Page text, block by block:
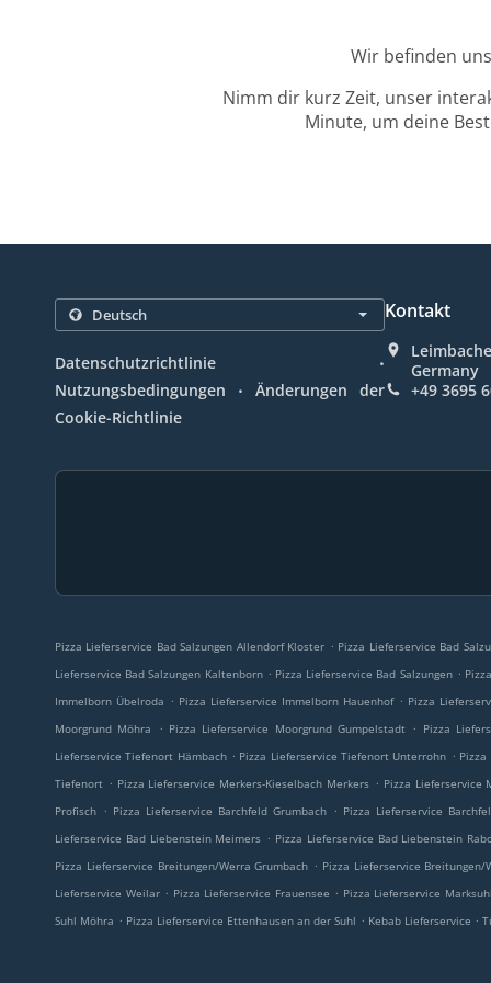
Wir befinden
Nimm dir kurz Zeit, unser
Minute, um deine
Datenschutzrichtlinie .
Nutzungsbedingungen .
Änderungen der
Cookie-Richtlinie
Kontakt
Germany
+49 3695
Pizza Lieferservice Bad Salzungen Allendorf Kloster . Pizza Lieferservice Bad
Lieferservice Bad Salzungen Kaltenborn . Pizza Lieferservice Bad Salzungen .
Immelborn Übelroda . Pizza Lieferservice Immelborn Hauenhof . Pizza
Moorgrund Möhra
. Pizza Lieferservice Moorgrund Gumpelstadt . Pizza
Lieferservice Tiefenort Hämbach . Pizza Lieferservice Tiefenort Unterrohn .
Tiefenort . Pizza Lieferservice Merkers-Kieselbach Merkers . Pizza Lieferservice
Profisch . Pizza Lieferservice Barchfeld Grumbach . Pizza Lieferservice
Lieferservice Bad Liebenstein Meimers . Pizza Lieferservice Bad Liebenstein
Pizza Lieferservice Breitungen/Werra Grumbach . Pizza Lieferservice Breitungen/
Lieferservice Weilar . Pizza Lieferservice Frauensee . Pizza Lieferservice
Suhl Möhra . Pizza Lieferservice Ettenhausen an der Suhl . Kebab Lieferservice .